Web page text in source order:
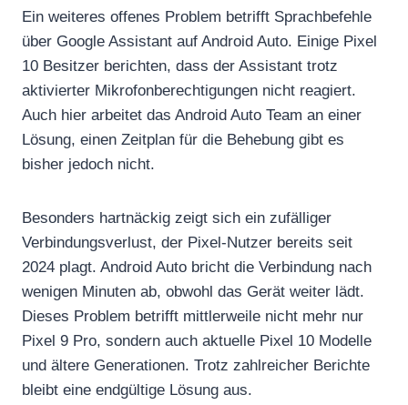
Ein weiteres offenes Problem betrifft Sprachbefehle
über Google Assistant auf Android Auto. Einige Pixel
10 Besitzer berichten, dass der Assistant trotz
aktivierter Mikrofonberechtigungen nicht reagiert.
Auch hier arbeitet das Android Auto Team an einer
Lösung, einen Zeitplan für die Behebung gibt es
bisher jedoch nicht.
Besonders hartnäckig zeigt sich ein zufälliger
Verbindungsverlust, der Pixel-Nutzer bereits seit
2024 plagt. Android Auto bricht die Verbindung nach
wenigen Minuten ab, obwohl das Gerät weiter lädt.
Dieses Problem betrifft mittlerweile nicht mehr nur
Pixel 9 Pro, sondern auch aktuelle Pixel 10 Modelle
und ältere Generationen. Trotz zahlreicher Berichte
bleibt eine endgültige Lösung aus.